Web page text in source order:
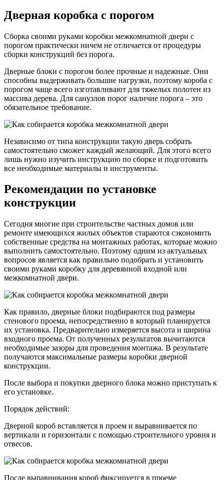
Дверная коробка с порогом
Сборка своими руками коробки межкомнатной двери с
порогом практически ничем не отличается от процедуры
сборки конструкций без порога.
Дверные блоки с порогом более прочные и надежные. Они
способны выдерживать большие нагрузки, поэтому короба с
порогом чаще всего изготавливают для тяжелых полотен из
массива дерева. Для санузлов порог наличие порога – это
обязательное требование.
Независимо от типа конструкции такую дверь собрать
самостоятельно сможет каждый желающий. Для этого всего
лишь нужно изучить инструкцию по сборке и подготовить
все необходимые материалы и инструменты.
Рекомендации по установке
конструкции
Сегодня многие при строительстве частных домов или
ремонте имеющихся жилых объектов стараются сэкономить
собственные средства на монтажных работах, которые можно
выполнить самостоятельно. Поэтому одним из актуальных
вопросов является как правильно подобрать и установить
своими руками коробку для деревянной входной или
межкомнатной двери.
Как правило, дверные блоки подбираются под размеры
стенового проема, непосредственно в который планируется
их установка. Предварительно измеряется высота и ширина
входного проема. От полученных результатов вычитаются
необходимые зазоры для проведения монтажа. В результате
получаются максимальные размеры коробки дверной
конструкции.
После выбора и покупки дверного блока можно приступать к
его установке.
Порядок действий:
Дверной короб вставляется в проем и выравнивается по
вертикали и горизонтали с помощью строительного уровня и
отвесов.
После выравнивания короб фиксируется в проеме